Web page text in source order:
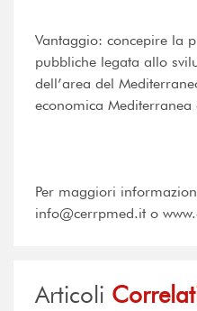
Vantaggio: concepire la
pubbliche legata allo
dell’area del
economica
Per maggiori
info@cerrpmed.it o
Articoli